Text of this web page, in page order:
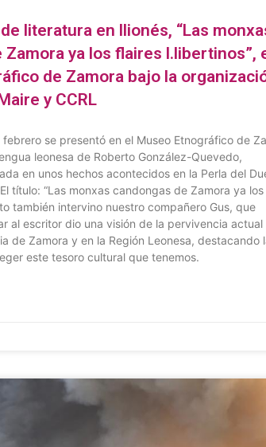
literatura en llionés, “Las
Zamora ya los flaires l.libertinos”,
de Zamora bajo la
y CCRL
se presentó en el Museo Etnográfico de
leonesa de Roberto González-Quevedo,
en unos hechos acontecidos en la Perla del
título: “Las monxas candongas de Zamora ya
también intervino nuestro compañero Gus, que
al escritor dio una visión de la pervivencia actual
de Zamora y en la Región Leonesa, destacando
este tesoro cultural que tenemos.